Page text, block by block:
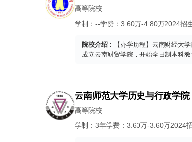
高等院校
学制： --学费： 3.60万-4.80万2024招
院校介绍：
【办学历程】云南财经大
成立云南财贸学院，开始全日制本科
云南师范大学历史与行政学院
高等院校
学制： 3年学费： 3.60万-3.60万2024